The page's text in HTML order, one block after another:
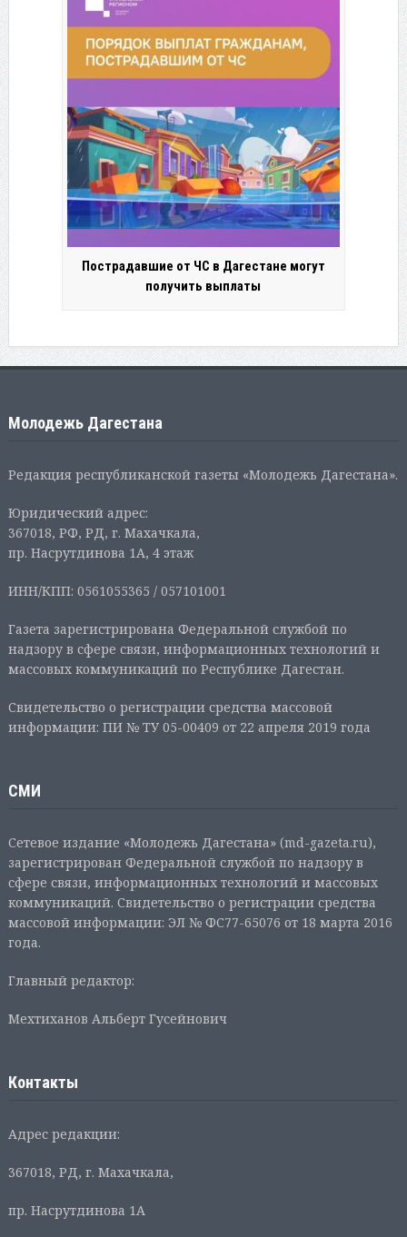
Пострадавшие от ЧС в Дагестане могут
получить выплаты
Молодежь Дагестана
Редакция республиканской газеты «Молодежь Дагестана».
Юридический адрес:
367018, РФ, РД, г. Махачкала,
пр. Насрутдинова 1А, 4 этаж
ИНН/КПП: 0561055365 / 057101001
Газета зарегистрирована Федеральной службой по
надзору в сфере связи, информационных технологий и
массовых коммуникаций по Республике Дагестан.
Свидетельство о регистрации средства массовой
информации: ПИ № ТУ 05-00409 от 22 апреля 2019 года
СМИ
Сетевое издание «Молодежь Дагестана» (md-gazeta.ru),
зарегистрирован Федеральной службой по надзору в
сфере связи, информационных технологий и массовых
коммуникаций. Свидетельство о регистрации средства
массовой информации: ЭЛ № ФС77-65076 от 18 марта 2016
года.
Главный редактор:
Мехтиханов Альберт Гусейнович
Контакты
Адрес редакции:
367018, РД, г. Махачкала,
пр. Насрутдинова 1А